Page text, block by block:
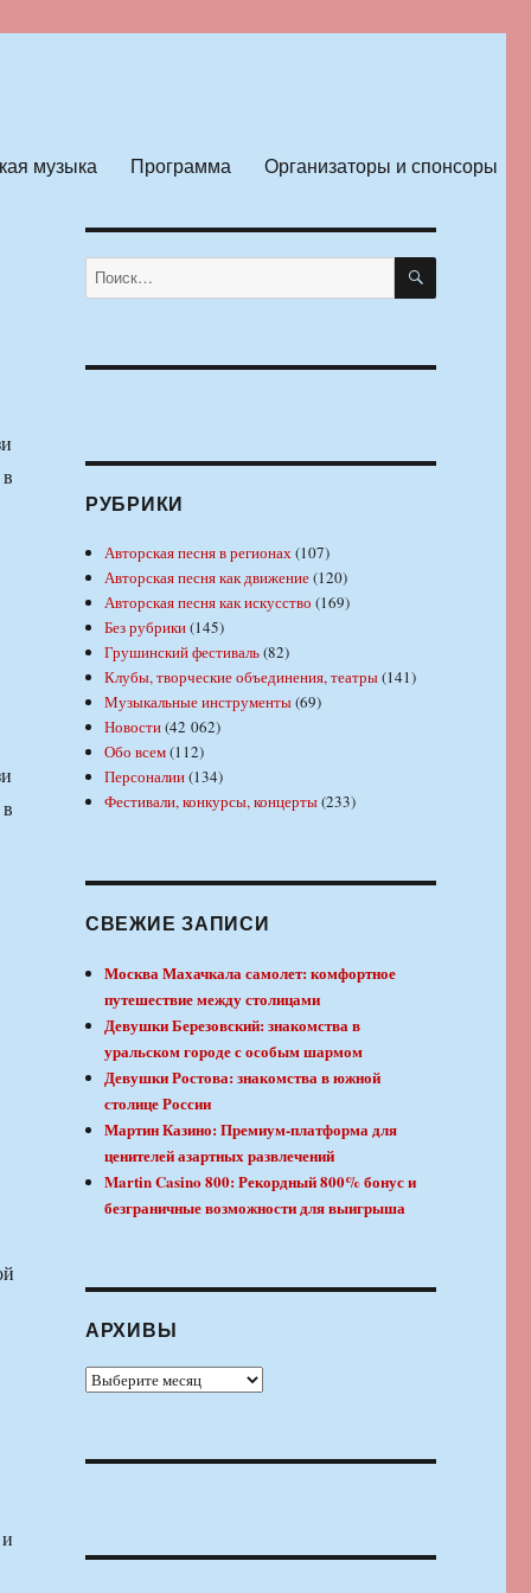
музыка Программа Организаторы и спонсоры
Искать: ПОИСК
РУБРИКИ
Авторская песня в регионах(107)
Авторская песня как движение(120)
Авторская песня как искусство (169)
Без рубрики(145)
Грушинский фестиваль(82)
Клубы, творческие объединения, театры(141)
Музыкальные инструменты(69)
Новости(42 062)
Обо всем(112)
Персоналии(134)
Фестивали, конкурсы, концерты(233)
СВЕЖИЕ ЗАПИСИ
Москва Махачкала самолет: комфортное
путешествие между столицами
Девушки Березовский: знакомства в
уральском городе с особым шармом
Девушки Ростова: знакомства в южной
столице России
Мартин Казино: Премиум-платформа для
ценителей азартных развлечений
Martin Casino 800: Рекордный 800% бонус и
безграничные возможности для выигрыша
АРХИВЫ
Архивы